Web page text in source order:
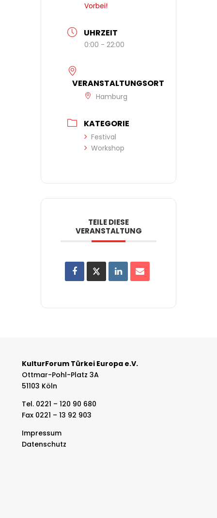
Vorbei!
UHRZEIT
0:00 - 22:00
VERANSTALTUNGSORT
Hamburg
KATEGORIE
Festival
Workshop
TEILE DIESE
VERANSTALTUNG
KulturForum Türkei Europa e.V.
Ottmar-Pohl-Platz 3A
51103 Köln
Tel. 0221 – 120 90 680
Fax 0221 – 13 92 903
Impressum
Datenschutz